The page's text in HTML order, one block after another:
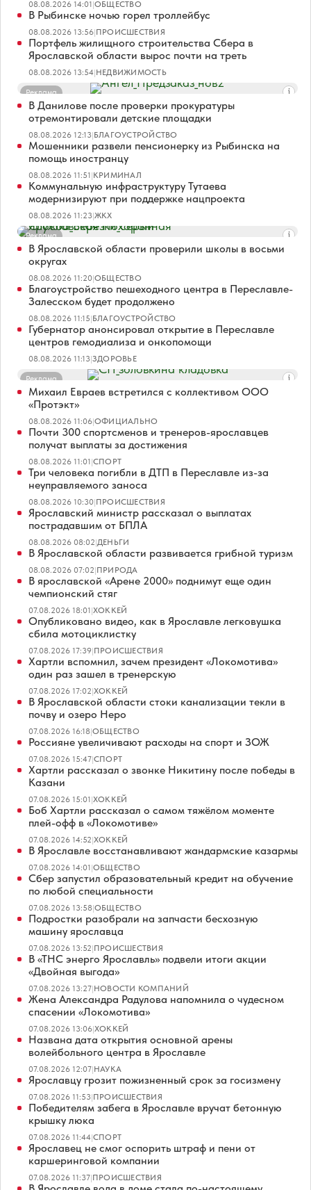
08.08.2026 14:01|ОБЩЕСТВО
В Рыбинске ночью горел троллейбус
08.08.2026 13:56|ПРОИСШЕСТВИЯ
Портфель жилищного строительства Сбера в
Ярославской области вырос почти на треть
08.08.2026 13:54|НЕДВИЖИМОСТЬ
Реклама
В Данилове после проверки прокуратуры
отремонтировали детские площадки
08.08.2026 12:13|БЛАГОУСТРОЙСТВО
Мошенники развели пенсионерку из Рыбинска на
помощь иностранцу
08.08.2026 11:51|КРИМИНАЛ
Коммунальную инфраструктуру Тутаева
модернизируют при поддержке нацпроекта
08.08.2026 11:23|ЖКХ
Реклама
В Ярославской области проверили школы в восьми
округах
08.08.2026 11:20|ОБЩЕСТВО
Благоустройство пешеходного центра в Переславле-
Залесском будет продолжено
08.08.2026 11:15|БЛАГОУСТРОЙСТВО
Губернатор анонсировал открытие в Переславле
центров гемодиализа и онкопомощи
08.08.2026 11:13|ЗДОРОВЬЕ
Реклама
Михаил Евраев встретился с коллективом ООО
«Протэкт»
08.08.2026 11:06|ОФИЦИАЛЬНО
Почти 300 спортсменов и тренеров-ярославцев
получат выплаты за достижения
08.08.2026 11:01|СПОРТ
Три человека погибли в ДТП в Переславле из-за
неуправляемого заноса
08.08.2026 10:30|ПРОИСШЕСТВИЯ
Ярославский министр рассказал о выплатах
пострадавшим от БПЛА
08.08.2026 08:02|ДЕНЬГИ
В Ярославской области развивается грибной туризм
08.08.2026 07:02|ПРИРОДА
В ярославской «Арене 2000» поднимут еще один
чемпионский стяг
07.08.2026 18:01|ХОККЕЙ
Опубликовано видео, как в Ярославле легковушка
сбила мотоциклистку
07.08.2026 17:39|ПРОИСШЕСТВИЯ
Хартли вспомнил, зачем президент «Локомотива»
один раз зашел в тренерскую
07.08.2026 17:02|ХОККЕЙ
В Ярославской области стоки канализации текли в
почву и озеро Неро
07.08.2026 16:18|ОБЩЕСТВО
Россияне увеличивают расходы на спорт и ЗОЖ
07.08.2026 15:47|СПОРТ
Хартли рассказал о звонке Никитину после победы в
Казани
07.08.2026 15:01|ХОККЕЙ
Боб Хартли рассказал о самом тяжёлом моменте
плей-офф в «Локомотиве»
07.08.2026 14:52|ХОККЕЙ
В Ярославле восстанавливают жандармские казармы
07.08.2026 14:01|ОБЩЕСТВО
Сбер запустил образовательный кредит на обучение
по любой специальности
07.08.2026 13:58|ОБЩЕСТВО
Подростки разобрали на запчасти бесхозную
машину ярославца
07.08.2026 13:52|ПРОИСШЕСТВИЯ
В «ТНС энерго Ярославль» подвели итоги акции
«Двойная выгода»
07.08.2026 13:27|НОВОСТИ КОМПАНИЙ
Жена Александра Радулова напомнила о чудесном
спасении «Локомотива»
07.08.2026 13:06|ХОККЕЙ
Названа дата открытия основной арены
волейбольного центра в Ярославле
07.08.2026 12:07|НАУКА
Ярославцу грозит пожизненный срок за госизмену
07.08.2026 11:53|ПРОИСШЕСТВИЯ
Победителям забега в Ярославле вручат бетонную
крышку люка
07.08.2026 11:44|СПОРТ
Ярославец не смог оспорить штраф и пени от
каршеринговой компании
07.08.2026 11:37|ПРОИСШЕСТВИЯ